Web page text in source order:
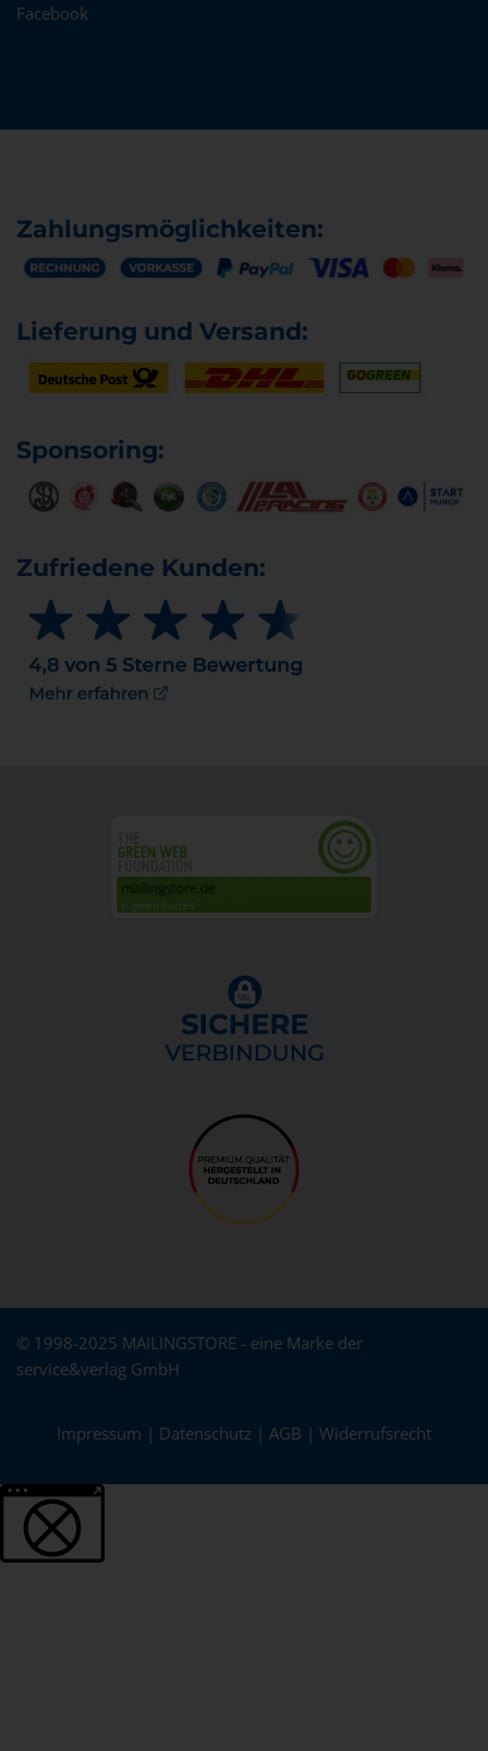
Facebook
Zahlungsmöglichkeiten:
Lieferung und Versand:
Sponsoring:
Zufriedene Kunden:
© 1998-2025 MAILINGSTORE - eine Marke der
service&verlag GmbH
Impressum | Datenschutz | AGB | Widerrufsrecht
Weitere Informationen über den gesperrten Inhalt.